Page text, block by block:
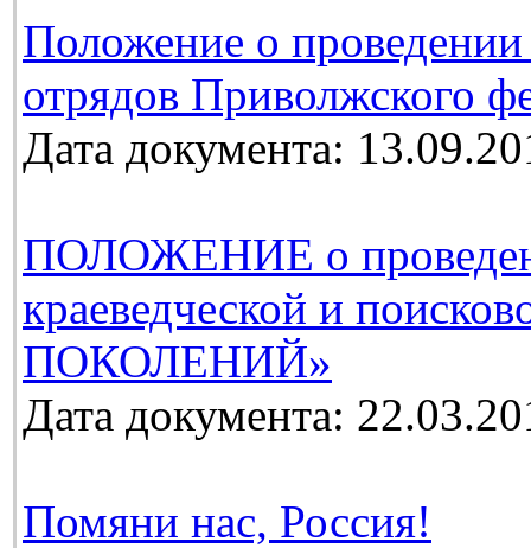
Положение о
отрядов Приволжского
Дата документа:
ПОЛОЖЕНИЕ о
краеведческой и
ПОКОЛЕНИЙ»
Дата документа:
Помяни нас, Россия!